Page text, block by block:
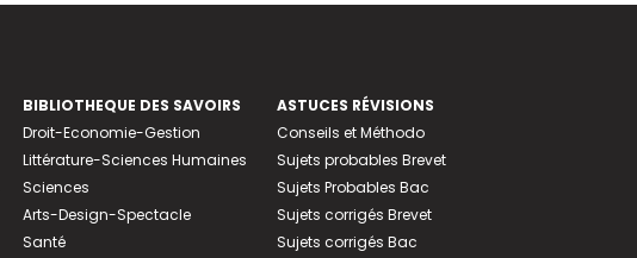
BIBLIOTHEQUE DES SAVOIRS
Droit-Economie-Gestion
Littérature-Sciences Humaines
Sciences
Arts-Design-Spectacle
Santé
ASTUCES RÉVISIONS
Conseils et Méthodo
Sujets probables Brevet
Sujets Probables Bac
Sujets corrigés Brevet
Sujets corrigés Bac